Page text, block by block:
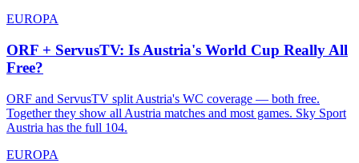
EUROPA
ORF + ServusTV: Is Austria's World Cup Really All
Free?
ORF and ServusTV split Austria's WC coverage — both free.
Together they show all Austria matches and most games. Sky Sport
Austria has the full 104.
EUROPA